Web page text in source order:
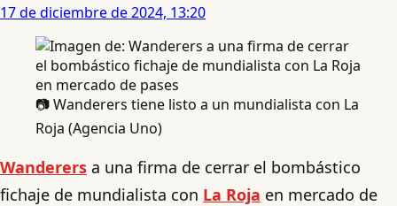
17 de diciembre de 2024, 13:20
📷 Wanderers tiene listo a un mundialista con La
Roja (Agencia Uno)
Wanderers a una firma de cerrar el bombástico
fichaje de mundialista con La Roja en mercado de